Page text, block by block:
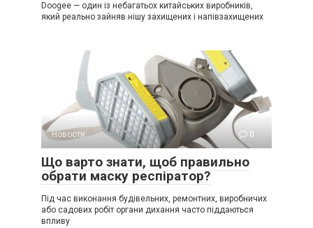
Doogee — один із небагатьох китайських виробників,
який реально зайняв нішу захищених і напівзахищених
Новости 0
Що варто знати, щоб правильно
обрати маску респіратор?
Під час виконання будівельних, ремонтних, виробничих
або садових робіт органи дихання часто піддаються
впливу